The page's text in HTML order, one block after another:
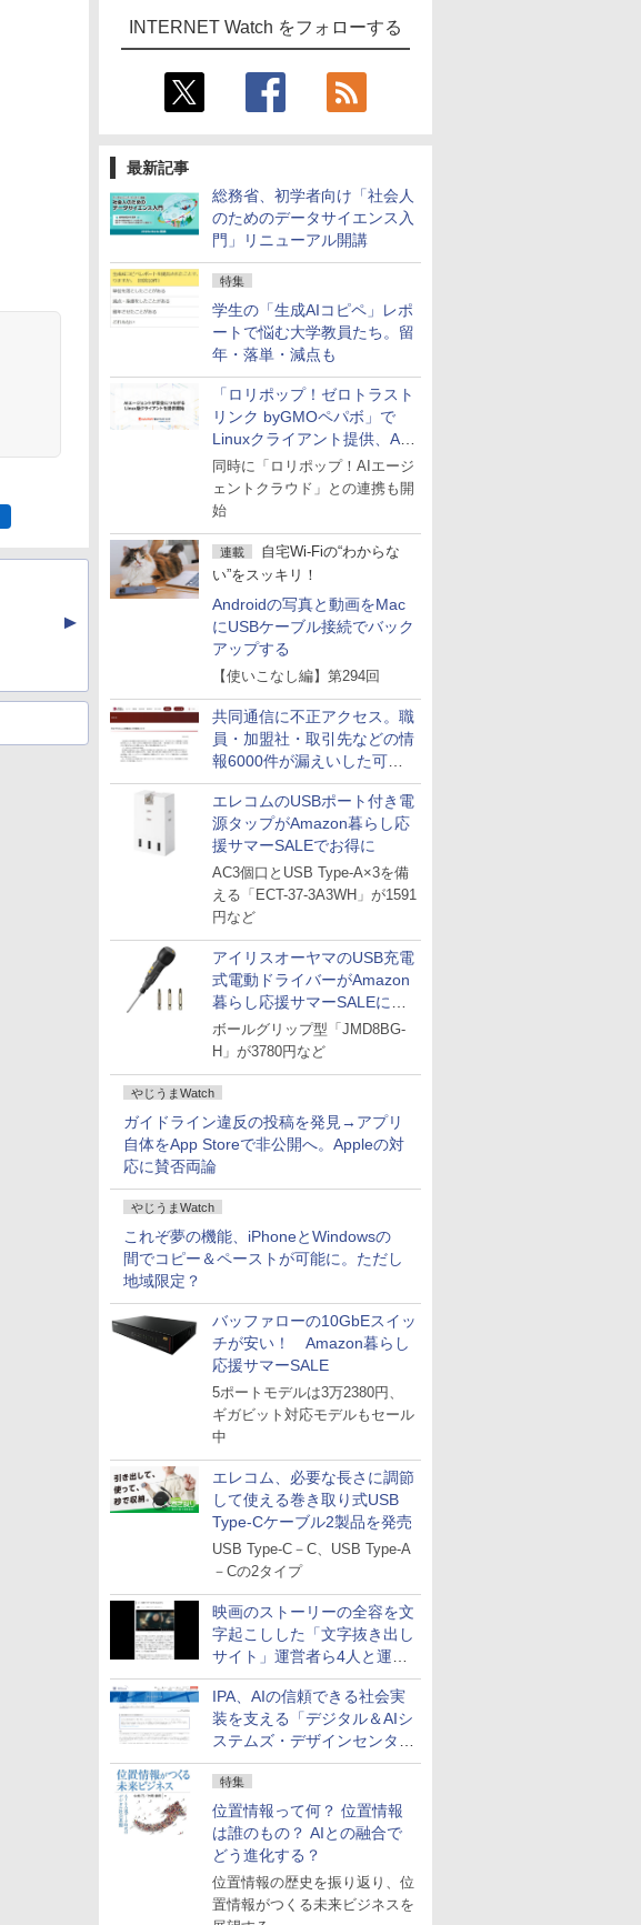
INTERNET Watch をフォローする
最新記事
総務省、初学者向け「社会人
のためのデータサイエンス入
門」リニューアル開講
特集
学生の「生成AIコピペ」レポ
ートで悩む大学教員たち。留
年・落単・減点も
「ロリポップ！ゼロトラスト
リンク byGMOペパボ」で
Linuxクライアント提供、AI
エージェントの接続が容易に
同時に「ロリポップ！AIエージ
ェントクラウド」との連携も開
始
連載
自宅Wi-Fiの“わからな
い”をスッキリ！
Androidの写真と動画をMac
にUSBケーブル接続でバック
アップする
【使いこなし編】第294回
共同通信に不正アクセス。職
員・加盟社・取引先などの情
報6000件が漏えいした可能
性
エレコムのUSBポート付き電
源タップがAmazon暮らし応
援サマーSALEでお得に
AC3個口とUSB Type-A×3を備
える「ECT-37-3A3WH」が1591
円など
アイリスオーヤマのUSB充電
式電動ドライバーがAmazon
暮らし応援サマーSALEに登
場
ボールグリップ型「JMD8BG-
H」が3780円など
やじうまWatch
ガイドライン違反の投稿を発見→アプリ
自体をApp Storeで非公開へ。Appleの対
応に賛否両論
やじうまWatch
これぞ夢の機能、iPhoneとWindowsの
間でコピー＆ペーストが可能に。ただし
地域限定？
バッファローの10GbEスイッ
チが安い！ Amazon暮らし
応援サマーSALE
5ポートモデルは3万2380円、
ギガビット対応モデルもセール
中
エレコム、必要な長さに調節
して使える巻き取り式USB
Type-Cケーブル2製品を発売
USB Type-C－C、USB Type-A
－Cの2タイプ
映画のストーリーの全容を文
字起こしした「文字抜き出し
サイト」運営者ら4人と運営
法人に有罪判決
IPA、AIの信頼できる社会実
装を支える「デジタル＆AIシ
ステムズ・デザインセンタ
ー」新設
特集
位置情報って何？ 位置情報
は誰のもの？ AIとの融合で
どう進化する？
位置情報の歴史を振り返り、位
置情報がつくる未来ビジネスを
▲